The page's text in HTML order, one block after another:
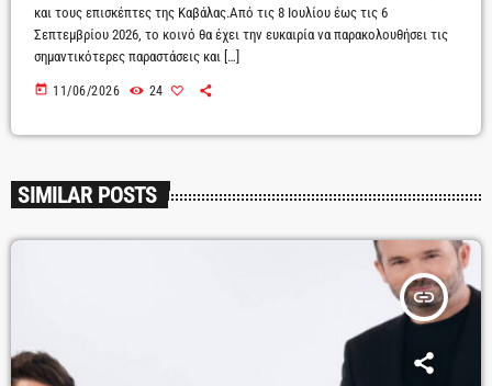
και τους επισκέπτες της Καβάλας.Από τις 8 Ιουλίου έως τις 6
Σεπτεμβρίου 2026, το κοινό θα έχει την ευκαιρία να παρακολουθήσει τις
σημαντικότερες παραστάσεις και […]
today 11/06/2026 24
SIMILAR POSTS
insert_link